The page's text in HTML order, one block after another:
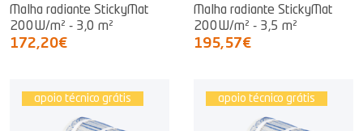
Malha radiante StickyMat
200W/m² - 3,0 m²
172,20€
Malha radiante StickyMat
200W/m² - 3,5 m²
195,57€
apoio técnico grátis apoio técnico grátis